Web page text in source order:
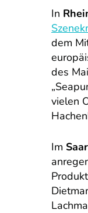
In
dem
des
vielen
Im